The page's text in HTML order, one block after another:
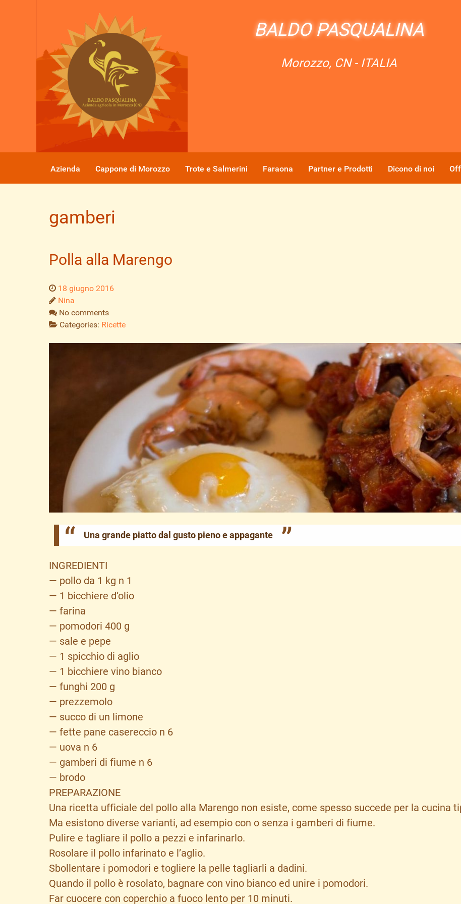
BALDO PASQUALINA
Morozzo, CN - ITALIA
Azienda Cappone di Morozzo Trote e Salmerini Faraona Partner e Prodotti Dicono di noi
gamberi
Polla alla Marengo
18 giugno 2016
Nina
No comments
Categories: Ricette
Una grande piatto dal gusto pieno e appagante
INGREDIENTI
— pollo da 1 kg n 1
— 1 bicchiere d’olio
— farina
— pomodori 400 g
— sale e pepe
— 1 spicchio di aglio
— 1 bicchiere vino bianco
— funghi 200 g
— prezzemolo
— succo di un limone
— fette pane casereccio n 6
— uova n 6
— gamberi di fiume n 6
— brodo
PREPARAZIONE
Una ricetta ufficiale del pollo alla Marengo non esiste, come spesso succede per la cucina
Ma esistono diverse varianti, ad esempio con o senza i gamberi di fiume.
Pulire e tagliare il pollo a pezzi e infarinarlo.
Rosolare il pollo infarinato e l’aglio.
Sbollentare i pomodori e togliere la pelle tagliarli a dadini.
Quando il pollo è rosolato, bagnare con vino bianco ed unire i pomodori.
Far cuocere con coperchio a fuoco lento per 10 minuti.